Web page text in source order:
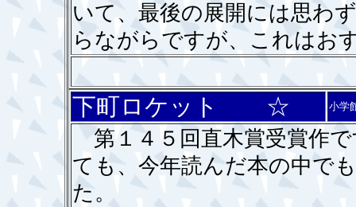
いて、最後の展開には思わ
らながらですが、これはお
下町ロケット ☆ 小学
第１４５回直木賞受賞作
ても、今年読んだ本の中で
た。